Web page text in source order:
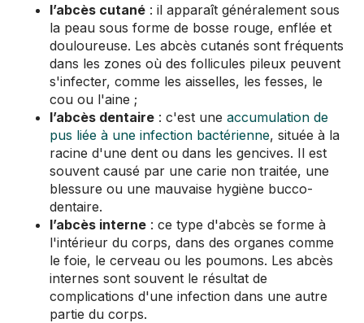
l’abcès cutané : il apparaît généralement sous
la peau sous forme de bosse rouge, enflée et
douloureuse. Les abcès cutanés sont fréquents
dans les zones où des follicules pileux peuvent
s'infecter, comme les aisselles, les fesses, le
cou ou l'aine ;
l’abcès dentaire : c'est uneaccumulation de
pus liée à une infection bactérienne, située à la
racine d'une dent ou dans les gencives. Il est
souvent causé par une carie non traitée, une
blessure ou une mauvaise hygiène bucco-
dentaire.
l’abcès interne : ce type d'abcès se forme à
l'intérieur du corps, dans des organes comme
le foie, le cerveau ou les poumons. Les abcès
internes sont souvent le résultat de
complications d'une infection dans une autre
partie du corps.